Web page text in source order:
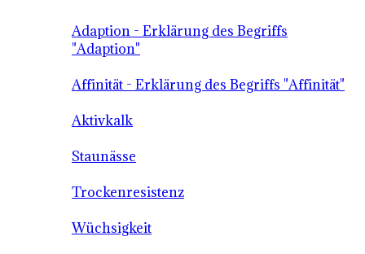
Adaption - Erklärung des Begriffs
"Adaption"
Affinität - Erklärung des Begriffs "Affinität"
Aktivkalk
Staunässe
Trockenresistenz
Wüchsigkeit